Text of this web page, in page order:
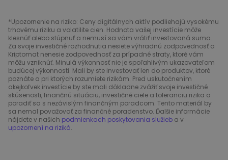
*Upozornenie na riziko: Ceny digitálnych aktív podliehajú vysokému
trhovému riziku a volatilite cien. Hodnota vašej investície môže
klesnúť alebo stúpnuť a nemusí sa vám vrátiť investovaná suma.
Za svoje investičné rozhodnutia nesiete výhradnú zodpovednosť a
Kriptomat nenesie zodpovednosť za prípadné straty, ktoré vám
môžu vzniknúť. Minulá výkonnosť nie je spoľahlivým ukazovateľom
budúcej výkonnosti. Mali by ste investovať len do produktov, ktoré
poznáte a pri ktorých rozumiete rizikám. Pred uskutočnením
akejkoľvek investície by ste mali dôkladne zvážiť svoje investičné
skúsenosti, finančnú situáciu, investičné ciele a toleranciu rizika a
poradiť sa s nezávislým finančným poradcom. Tento materiál by
sa nemal považovať za finančné poradenstvo. Ďalšie informácie
nájdete v našich podmienkach poskytovania služieb a v
upozornení na riziká.